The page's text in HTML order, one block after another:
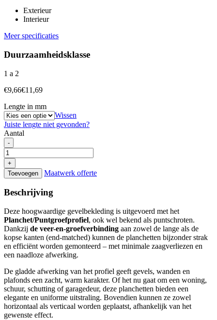
Exterieur
Interieur
Meer specificaties
Duurzaamheidsklasse
1 a 2
€9,66€11,69
Lengte in mm
Wissen
Juiste lengte niet gevonden?
Aantal
Thermo
Ayous
Planchet
20x130mm
aantal
-
+
Toevoegen
Maatwerk offerte
Beschrijving
Deze hoogwaardige gevelbekleding is uitgevoerd met het
Planchet/Puntgroefprofiel, ook wel bekend als puntschroten.
Dankzij de veer-en-groefverbinding aan zowel de lange als de
kopse kanten (end-matched) kunnen de planchetten bijzonder strak
en efficiënt worden gemonteerd – met minimale zaagverliezen en
een naadloze afwerking.
De gladde afwerking van het profiel geeft gevels, wanden en
plafonds een zacht, warm karakter. Of het nu gaat om een woning,
schuur, schutting of garagedeur, deze planchetten bieden een
elegante en uniforme uitstraling. Bovendien kunnen ze zowel
horizontaal als verticaal worden geplaatst, afhankelijk van het
gewenste effect.